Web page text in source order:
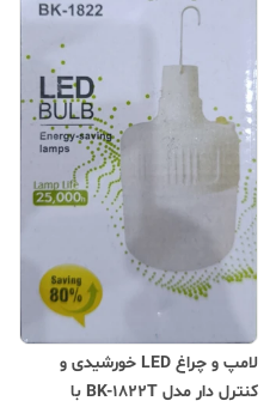
لامپ و چراغ LED خورشیدی و
کنترل دار مدل BK-1822T با